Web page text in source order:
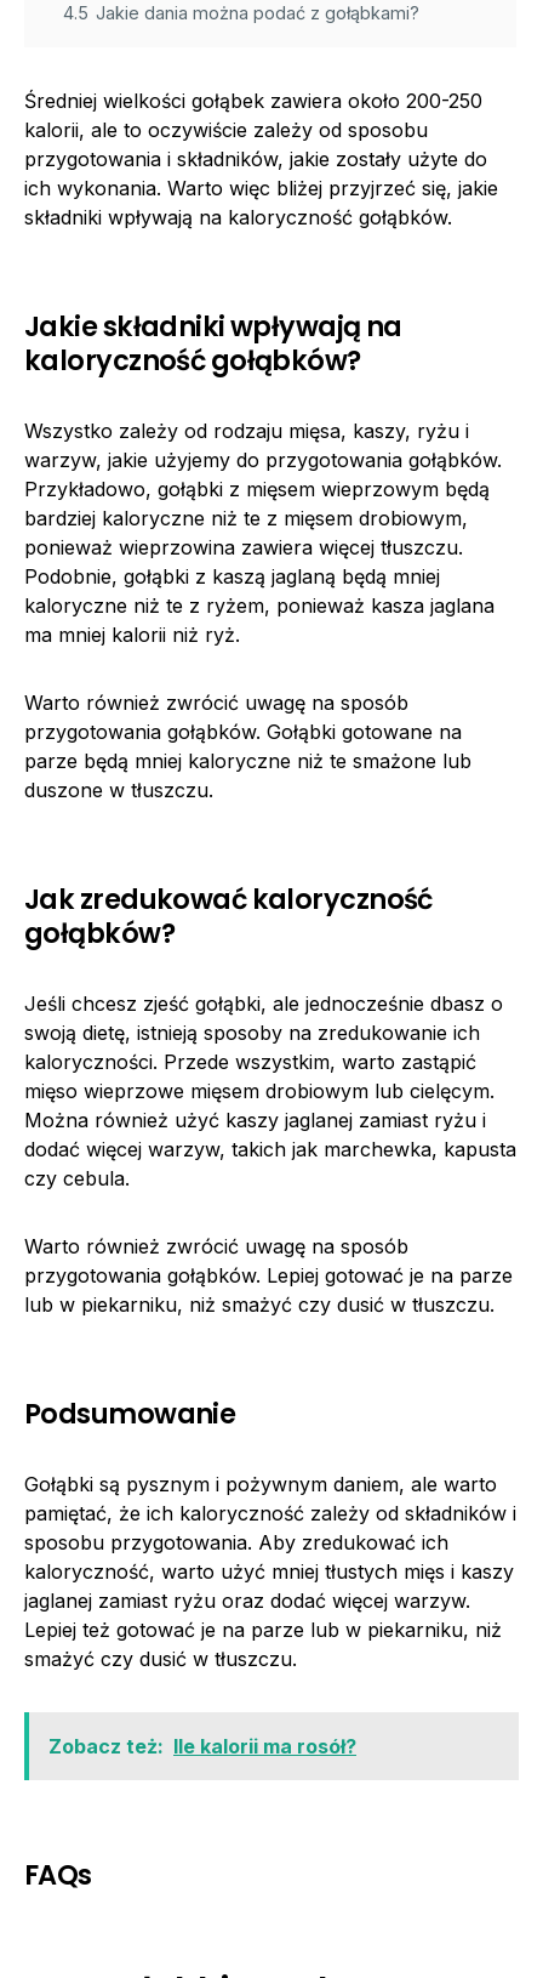
4.5 Jakie dania można podać z gołąbkami?
Średniej wielkości gołąbek zawiera około 200-250
kalorii, ale to oczywiście zależy od sposobu
przygotowania i składników, jakie zostały użyte do
ich wykonania. Warto więc bliżej przyjrzeć się, jakie
składniki wpływają na kaloryczność gołąbków.
Jakie składniki wpływają na
kaloryczność gołąbków?
Wszystko zależy od rodzaju mięsa, kaszy, ryżu i
warzyw, jakie użyjemy do przygotowania gołąbków.
Przykładowo, gołąbki z mięsem wieprzowym będą
bardziej kaloryczne niż te z mięsem drobiowym,
ponieważ wieprzowina zawiera więcej tłuszczu.
Podobnie, gołąbki z kaszą jaglaną będą mniej
kaloryczne niż te z ryżem, ponieważ kasza jaglana
ma mniej kalorii niż ryż.
Warto również zwrócić uwagę na sposób
przygotowania gołąbków. Gołąbki gotowane na
parze będą mniej kaloryczne niż te smażone lub
duszone w tłuszczu.
Jak zredukować kaloryczność
gołąbków?
Jeśli chcesz zjeść gołąbki, ale jednocześnie dbasz o
swoją dietę, istnieją sposoby na zredukowanie ich
kaloryczności. Przede wszystkim, warto zastąpić
mięso wieprzowe mięsem drobiowym lub cielęcym.
Można również użyć kaszy jaglanej zamiast ryżu i
dodać więcej warzyw, takich jak marchewka, kapusta
czy cebula.
Warto również zwrócić uwagę na sposób
przygotowania gołąbków. Lepiej gotować je na parze
lub w piekarniku, niż smażyć czy dusić w tłuszczu.
Podsumowanie
Gołąbki są pysznym i pożywnym daniem, ale warto
pamiętać, że ich kaloryczność zależy od składników i
sposobu przygotowania. Aby zredukować ich
kaloryczność, warto użyć mniej tłustych mięs i kaszy
jaglanej zamiast ryżu oraz dodać więcej warzyw.
Lepiej też gotować je na parze lub w piekarniku, niż
smażyć czy dusić w tłuszczu.
Zobacz też: Ile kalorii ma rosół?
FAQs